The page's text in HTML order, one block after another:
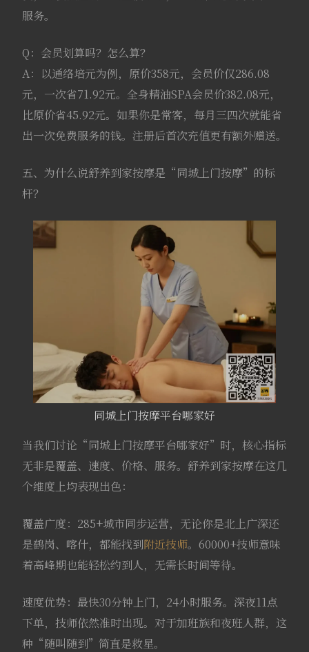
服务。
Q：会员划算吗？怎么算？
A：以通络培元为例，原价358元，会员价仅286.08
元，一次省71.92元。全身精油SPA会员价382.08元，
比原价省45.92元。如果你是常客，每月三四次就能省
出一次免费服务的钱。注册后首次充值更有额外赠送。
五、为什么说舒养到家按摩是“同城上门按摩”的标
杆？
同城上门按摩平台哪家好
当我们讨论“同城上门按摩平台哪家好”时，核心指标
无非是覆盖、速度、价格、服务。舒养到家按摩在这几
个维度上均表现出色：
覆盖广度：285+城市同步运营，无论你是北上广深还
是鹤岗、喀什，都能找到附近技师。60000+技师意味
着高峰期也能轻松约到人，无需长时间等待。
速度优势：最快30分钟上门，24小时服务。深夜11点
下单，技师依然准时出现。对于加班族和夜班人群，这
种“随叫随到”简直是救星。